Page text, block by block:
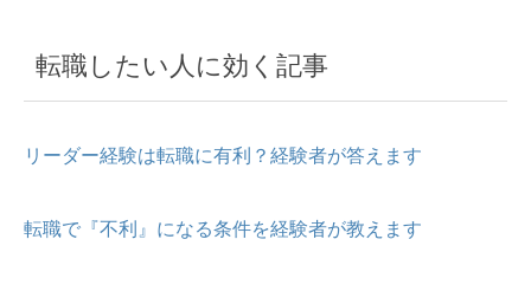
転職したい人に効く記事
リーダー経験は転職に有利？経験者が答えます
転職で『不利』になる条件を経験者が教えます